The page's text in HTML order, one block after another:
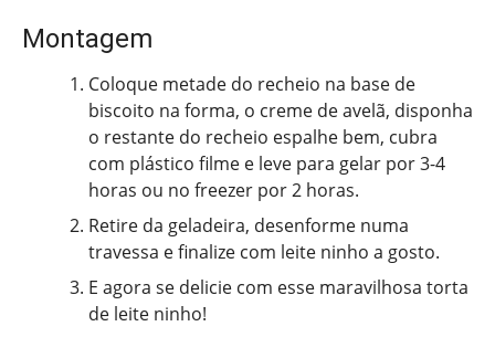
Montagem
Coloque metade do recheio na base de
biscoito na forma, o creme de avelã, disponha
o restante do recheio espalhe bem, cubra
com plástico filme e leve para gelar por 3-4
horas ou no freezer por 2 horas.
Retire da geladeira, desenforme numa
travessa e finalize com leite ninho a gosto.
E agora se delicie com esse maravilhosa torta
de leite ninho!